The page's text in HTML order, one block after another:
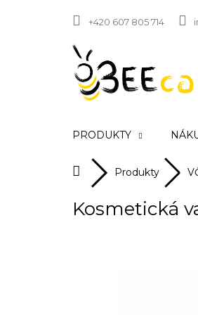
+420 607 805 714
PRODUKTY
DomůProdukty
Kosmetická